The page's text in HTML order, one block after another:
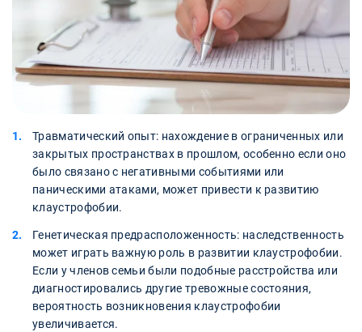
Травматический опыт: нахождение в ограниченных или
закрытых пространствах в прошлом, особенно если оно
было связано с негативными событиями или
паническими атаками, может привести к развитию
клаустрофобии.
Генетическая предрасположенность: наследственность
может играть важную роль в развитии клаустрофобии.
Если у членов семьи были подобные расстройства или
диагностировались другие тревожные состояния,
вероятность возникновения клаустрофобии
увеличивается.